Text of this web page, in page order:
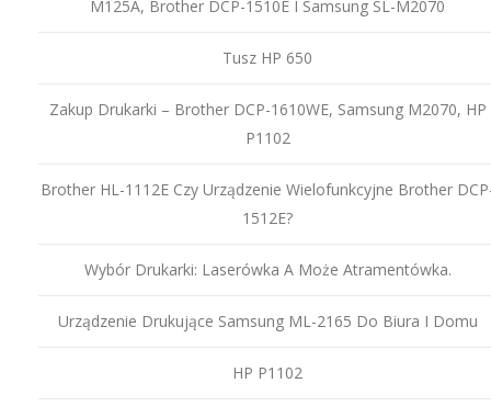
M125A, Brother DCP-1510E I Samsung SL-M2070
Tusz HP 650
Zakup Drukarki – Brother DCP-1610WE, Samsung M2070, HP
P1102
Brother HL-1112E Czy Urządzenie Wielofunkcyjne Brother
1512E?
Wybór Drukarki: Laserówka A Może Atramentówka.
Urządzenie Drukujące Samsung ML-2165 Do Biura I Domu
HP P1102